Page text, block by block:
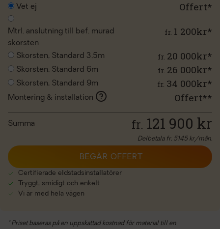
Vet ej
Offert*
Mtrl. anslutning till bef. murad
skorsten
fr. 1 200kr*
Skorsten, Standard 3,5m fr. 20 000kr*
Skorsten, Standard 6m fr. 26 000kr*
Skorsten, Standard 9m fr. 34 000kr*
Montering & installation Offert**
Summa fr. 121 900 kr
Delbetala fr. 5145 kr/mån.
Certifierade eldstadsinstallatörer
Tryggt, smidigt och enkelt
Vi är med hela vägen
BEGÄR OFFERT
* Priset baseras på en uppskattad kostnad för material till en